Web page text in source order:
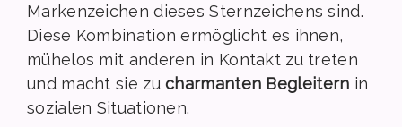
Markenzeichen dieses Sternzeichens sind.
Diese Kombination ermöglicht es ihnen,
mühelos mit anderen in Kontakt zu treten
und macht sie zucharmanten Begleitern in
sozialen Situationen.